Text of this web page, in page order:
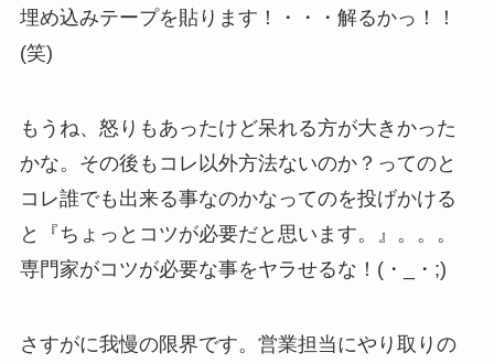
埋め込みテープを貼ります！・・・解るかっ！！
(笑)
もうね、怒りもあったけど呆れる方が大きかった
かな。その後もコレ以外方法ないのか？ってのと
コレ誰でも出来る事なのかなってのを投げかける
と『ちょっとコツが必要だと思います。』。。。
専門家がコツが必要な事をヤラせるな！(・_・;)
さすがに我慢の限界です。営業担当にやり取りの